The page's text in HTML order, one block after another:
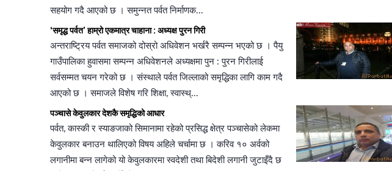
सहयोग गदै आएको छ । समुन्नत पर्वत निर्माणक...
‘समृद्ध पर्वत’ हाम्रो एकमात्र चाहाना : अध्यक्ष पुरन गिरी
अन्तराष्ट्रिय पर्वत समाजको दोस्रो अधिवेशन भर्खरै सम्पन्न भएको छ । पैयु
गाउँपालिका हुवासमा सम्पन्न अधिवेशनले अध्यक्षमा पुन : पुरन गिरीलाई
सर्वसम्मत चयन गरेको छ । संस्थाले पर्वत जिल्लाको समृद्धिका लागि काम गदै
आएको छ । समाजले विशेष गरि शिक्षा, स्वास्थ्...
पञ्चासे केवुलकार देशकै समृद्धिको आधार
पर्वत, कास्की र स्याङजाको सिमानामा रहेको प्रसिद्ध क्षेत्र पञ्चासेको लेकमा
केवुलकार बनाउन थालिएको विषय अहिले चर्चामा छ । करिव १० अर्वको
लगानीमा बन्न लागेको यो केवुलकारमा स्वदेशी तथा बिदेशी लगानी जुटाइँदै छ